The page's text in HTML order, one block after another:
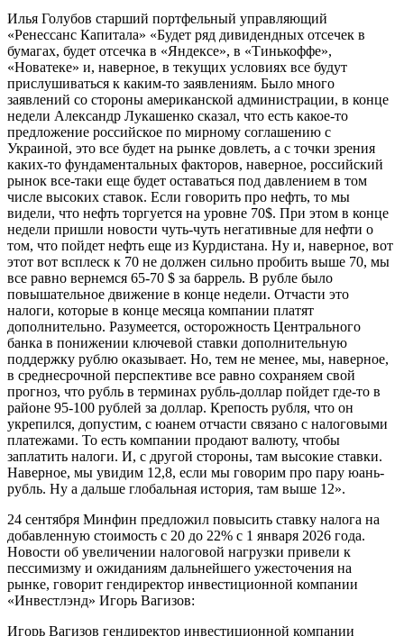
Илья Голубов старший портфельный управляющий
«Ренессанс Капитала» «Будет ряд дивидендных отсечек в
бумагах, будет отсечка в «Яндексе», в «Тинькоффе»,
«Новатеке» и, наверное, в текущих условиях все будут
прислушиваться к каким-то заявлениям. Было много
заявлений со стороны американской администрации, в конце
недели Александр Лукашенко сказал, что есть какое-то
предложение российское по мирному соглашению с
Украиной, это все будет на рынке довлеть, а с точки зрения
каких-то фундаментальных факторов, наверное, российский
рынок все-таки еще будет оставаться под давлением в том
числе высоких ставок. Если говорить про нефть, то мы
видели, что нефть торгуется на уровне 70$. При этом в конце
недели пришли новости чуть-чуть негативные для нефти о
том, что пойдет нефть еще из Курдистана. Ну и, наверное, вот
этот вот всплеск к 70 не должен сильно пробить выше 70, мы
все равно вернемся 65-70 $ за баррель. В рубле было
повышательное движение в конце недели. Отчасти это
налоги, которые в конце месяца компании платят
дополнительно. Разумеется, осторожность Центрального
банка в понижении ключевой ставки дополнительную
поддержку рублю оказывает. Но, тем не менее, мы, наверное,
в среднесрочной перспективе все равно сохраняем свой
прогноз, что рубль в терминах рубль-доллар пойдет где-то в
районе 95-100 рублей за доллар. Крепость рубля, что он
укрепился, допустим, с юанем отчасти связано с налоговыми
платежами. То есть компании продают валюту, чтобы
заплатить налоги. И, с другой стороны, там высокие ставки.
Наверное, мы увидим 12,8, если мы говорим про пару юань-
рубль. Ну а дальше глобальная история, там выше 12».
24 сентября Минфин предложил повысить ставку налога на
добавленную стоимость с 20 до 22% с 1 января 2026 года.
Новости об увеличении налоговой нагрузки привели к
пессимизму и ожиданиям дальнейшего ужесточения на
рынке, говорит гендиректор инвестиционной компании
«Инвестлэнд» Игорь Вагизов:
Игорь Вагизов гендиректор инвестиционной компании